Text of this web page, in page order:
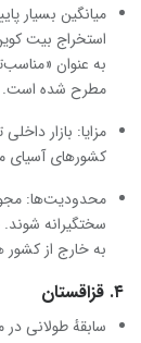
میانگین بسیار
استخراج بیت
به عنوان
مطرح شده است.
مزایا: بازار
کشورهای آسیای
محدودیت‌ها:
سختگیرانه
به خارج از
۴. قزاقستان
سابقهٔ طولانی